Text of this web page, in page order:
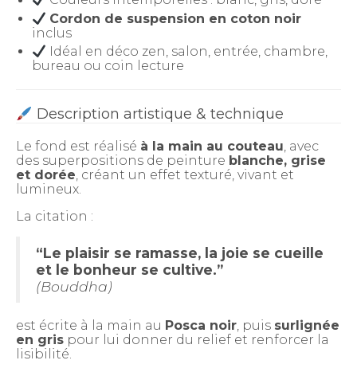
Cordon de suspension en coton noir
inclus
Idéal en déco zen, salon, entrée, chambre,
bureau ou coin lecture
Description artistique & technique
Le fond est réalisé à la main au couteau , avec
des superpositions de peinture blanche, grise
et dorée , créant un effet texturé, vivant et
lumineux.
La citation :
“Le plaisir se ramasse, la joie se cueille
et le bonheur se cultive.”
(Bouddha)
est écrite à la main au Posca noir , puis surlignée
en gris pour lui donner du relief et renforcer la
lisibilité.